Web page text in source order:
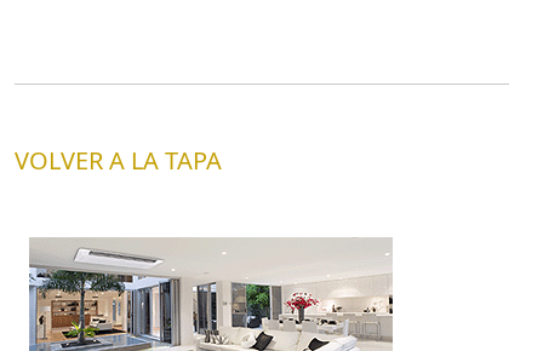
VOLVER A LA TAPA